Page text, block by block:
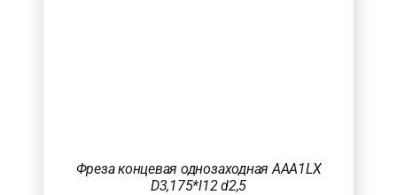
Фреза концевая однозаходная AAA1LX
D3,175*l12 d2,5